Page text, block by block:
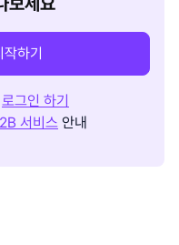
하기
로그인 하기
서비스 안내